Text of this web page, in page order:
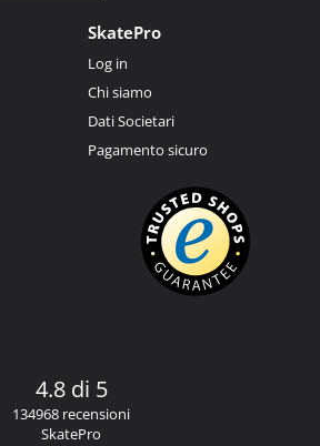
SkatePro
Log in
Chi siamo
Dati Societari
Pagamento sicuro
4.8 di 5
134968 recensioni
SkatePro